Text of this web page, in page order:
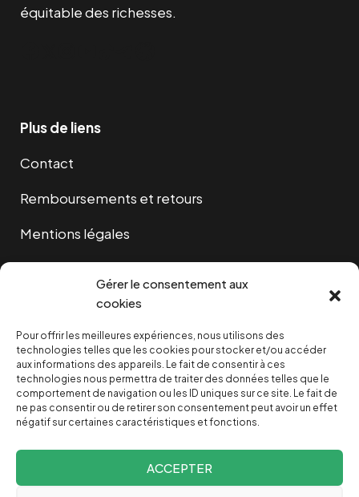
Gérer le consentement aux
cookies
Pour offrir les meilleures expériences, nous utilisons des
technologies telles que les cookies pour stocker et/ou accéder
aux informations des appareils. Le fait de consentir à ces
technologies nous permettra de traiter des données telles que le
comportement de navigation ou les ID uniques sur ce site. Le fait de
ne pas consentir ou de retirer son consentement peut avoir un effet
négatif sur certaines caractéristiques et fonctions.
ACCEPTER
équitable des richesses.
Plus de liens
Contact
Remboursements et retours
Mentions légales
NOUS SOUTENIR
NOTRE NEWSLETTER